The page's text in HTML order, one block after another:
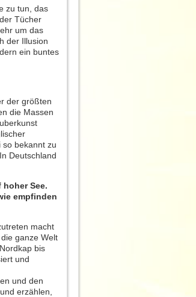
zu tun, das
Tücher
um das
der Illusion
ein buntes
der größten
die Massen
so bekannt zu
Deutschland
See.
empfinden
macht
ganze Welt
bis
und
und den
erzählen,